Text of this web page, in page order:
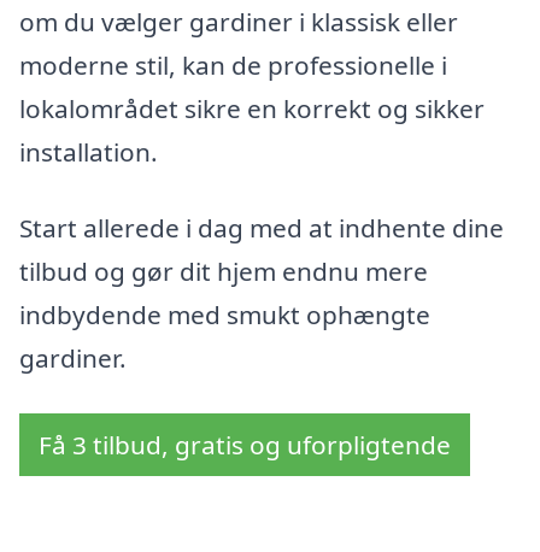
om du vælger gardiner i klassisk eller
moderne stil, kan de professionelle i
lokalområdet sikre en korrekt og sikker
installation.
Start allerede i dag med at indhente dine
tilbud og gør dit hjem endnu mere
indbydende med smukt ophængte
gardiner.
Få 3 tilbud, gratis og uforpligtende